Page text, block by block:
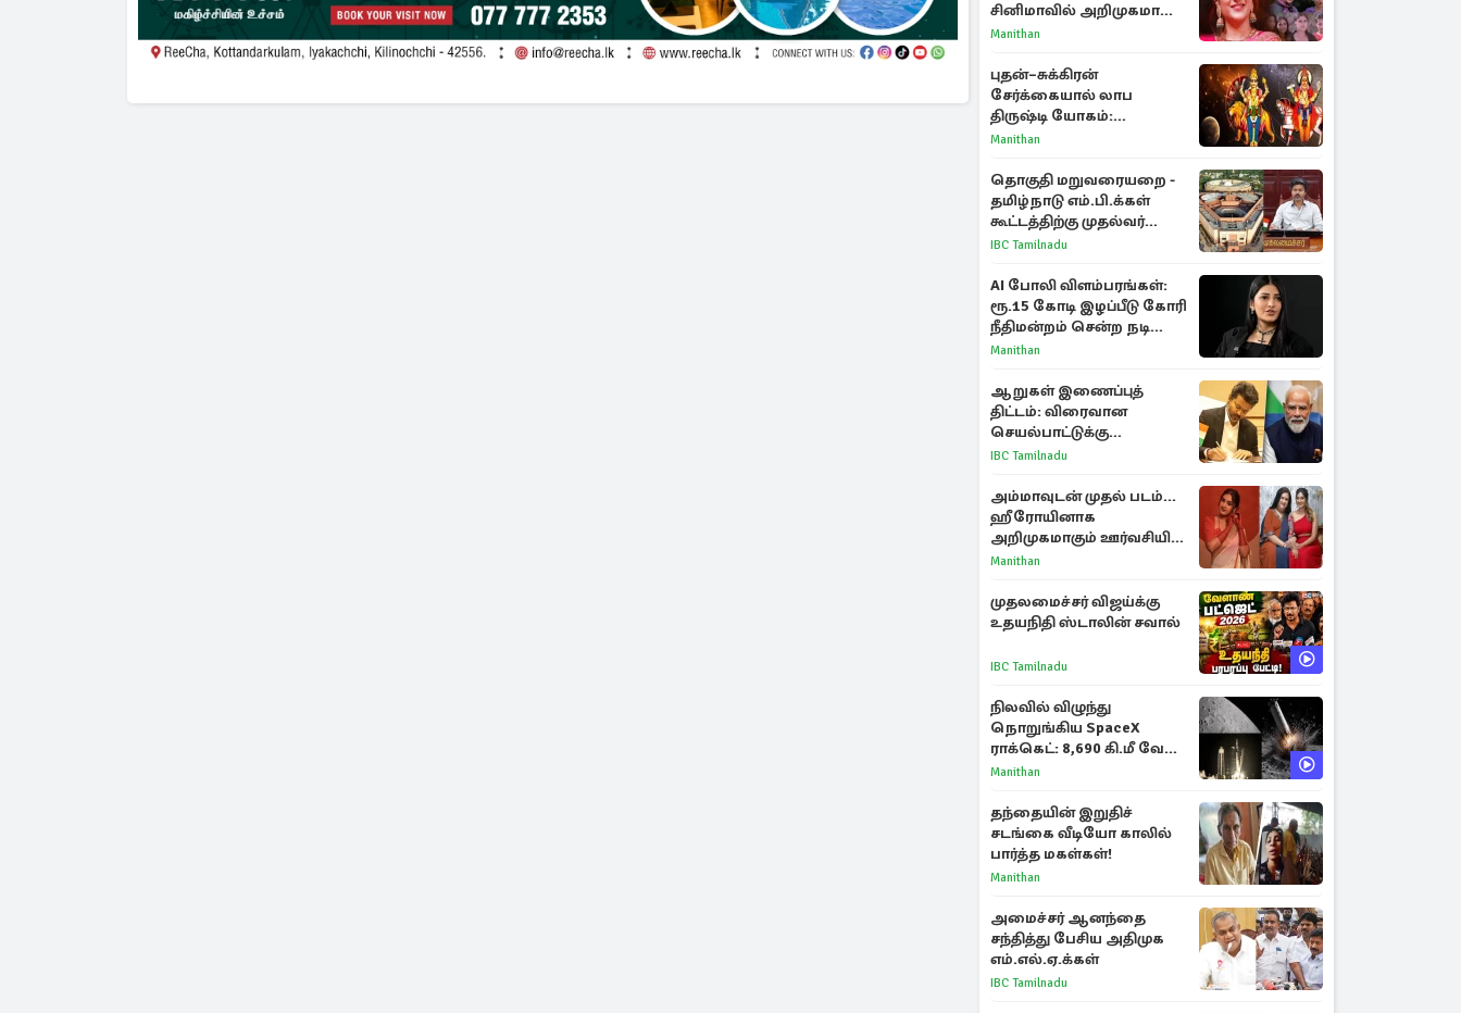
சினிமாவில் அறிமுகமான
த்ரிஷா! உண்மையை
காந்தி
Manithan
புதன்–சுக்கிரன்
சேர்க்கையால் லாப
திருஷ்டி யோகம்:
அதிர்ஷ்டம் பெறும் டாப் 3
Manithan
தொகுதி மறுவரையறை -
தமிழ்நாடு எம்.பி.க்கள்
கூட்டத்திற்கு முதல்வர்
விஜய் அழைப்பு
IBC Tamilnadu
AI போலி விளம்பரங்கள்:
ரூ.15 கோடி இழப்பீடு கோரி
நீதிமன்றம் சென்ற நடிகை
ஸ்ருதி ஹாசன்!
Manithan
ஆறுகள் இணைப்புத்
திட்டம்: விரைவான
செயல்பாட்டுக்கு
பிரதமருக்கு முதலமைச்சர்
IBC Tamilnadu
அம்மாவுடன் முதல் படம்...
ஹீரோயினாக
அறிமுகமாகும் ஊர்வசியின்
மகள் தேஜலட்சுமி!
Manithan
முதலமைச்சர் விஜய்க்கு
உதயநிதி ஸ்டாலின் சவால்
IBC Tamilnadu
நிலவில் விழுந்து
நொறுங்கிய SpaceX
ராக்கெட்: 8,690 கி.மீ வேக
மோதலால் உருவான புதிய
Manithan
தந்தையின் இறுதிச்
சடங்கை வீடியோ காலில்
பார்த்த மகள்கள்!
Manithan
அமைச்சர் ஆனந்தை
சந்தித்து பேசிய அதிமுக
எம்.எல்.ஏ.க்கள்
IBC Tamilnadu